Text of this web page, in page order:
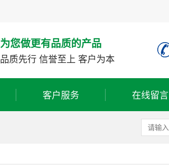
为您做更有品质的产品
品质先行 信誉至上 客户为本
客户服务 在线留言